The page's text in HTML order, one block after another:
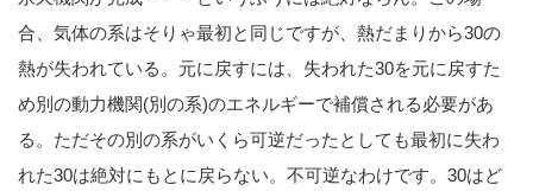
合、気体の系はそりゃ最初と同じですが、熱だまりから30の
熱が失われている。元に戻すには、失われた30を元に戻すた
め別の動力機関(別の系)のエネルギーで補償される必要があ
る。ただその別の系がいくら可逆だったとしても最初に失わ
れた30は絶対にもとに戻らない。不可逆なわけです。30はど